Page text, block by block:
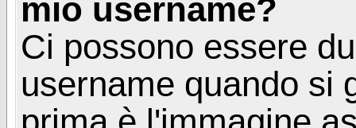
mio username?
Ci possono essere
username quando si